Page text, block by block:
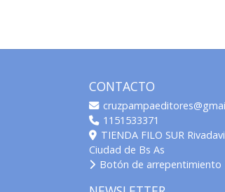
CONTACTO
1151533371
TIENDA FILO SUR
Ciudad de Bs As
Botón de arrepentimiento